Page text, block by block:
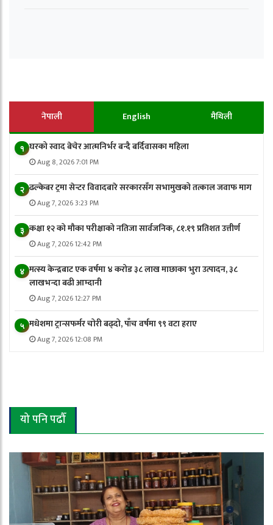
नेपाली English मैथिली
१ घरको स्वाद बेचेर आत्मनिर्भर बन्दै बर्दिवासका महिला
Aug 8, 2026 7:01 PM
२ ढल्केबर ट्रमा सेन्टर विवादबारे सरकारसँग सभामुखको तत्काल जवाफ माग
Aug 7, 2026 3:23 PM
३ कक्षा १२ को मौका परीक्षाको नतिजा सार्वजनिक, ८१.१९ प्रतिशत उत्तीर्ण
Aug 7, 2026 12:42 PM
४ मत्स्य केन्द्रबाट एक वर्षमा ४ करोड ३८ लाख माछाका भुरा उत्पादन, ३८
लाखभन्दा बढी आम्दानी
Aug 7, 2026 12:27 PM
५ मधेशमा ट्रान्सफर्मर चोरी बढ्दो, पाँच वर्षमा ९९ वटा हराए
Aug 7, 2026 12:08 PM
यो पनि पढौँ